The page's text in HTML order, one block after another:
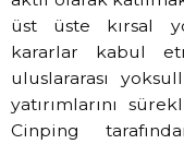
üst üste kırsal
kararlar kabul
uluslararası
yatırımlarını
Cinping